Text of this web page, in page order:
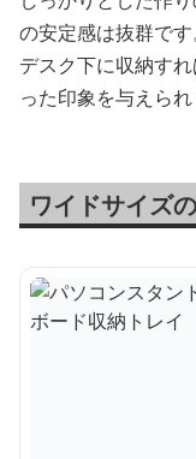
の安定感は抜群です
デスク下に収納す
った印象を与えられ
ワイドサイズ